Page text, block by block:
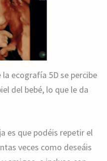
ecografía 5D se percibe
del bebé, lo que le da
es que podéis repetir el
veces como deseáis